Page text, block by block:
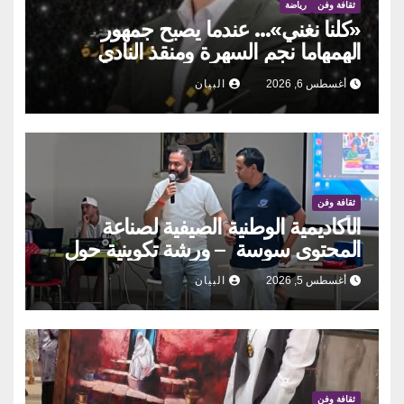
ثقافة وفن رياضة
«كلنا نغني»… عندما يصبح جمهور
الهمهاما نجم السهرة ومنقذ النادي
أغسطس 6, 2026 البيان
ثقافة وفن
الأكاديمية الوطنية الصيفية لصناعة
المحتوى سوسة – ورشة تكوينية حول
الحوكمة التشاركية
أغسطس 5, 2026 البيان
ثقافة وفن